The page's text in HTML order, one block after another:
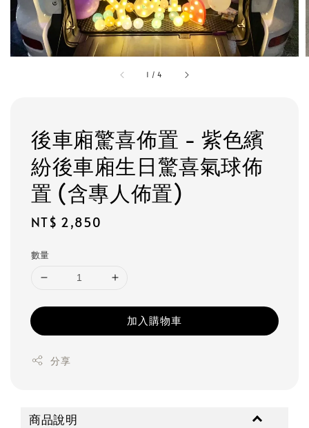
1 /4
後車廂驚喜佈置 - 紫色繽
紛後車廂生日驚喜氣球佈
置 (含專人佈置)
Regular
NT$ 2,850
數量
加入購物車
分享
商品說明